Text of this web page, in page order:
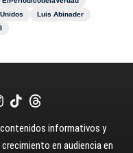
Luis Abinader
informativos y
en audiencia en